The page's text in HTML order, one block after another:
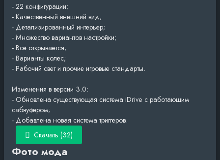
- 22 конфигурации;
- Качественный внешний вид;
- Детализированный интерьер;
- Множество вариантов настройки;
- Всё открывается;
- Варианты колес;
- Рабочий свет и прочие игровые стандарты.
Изменения в версии 3.0:
- Обновлена ​​существующая система iDrive с работающим
сабвуфером;
- Добавлена ​​новая система триггеров.
Скачать (32)
Фото мода